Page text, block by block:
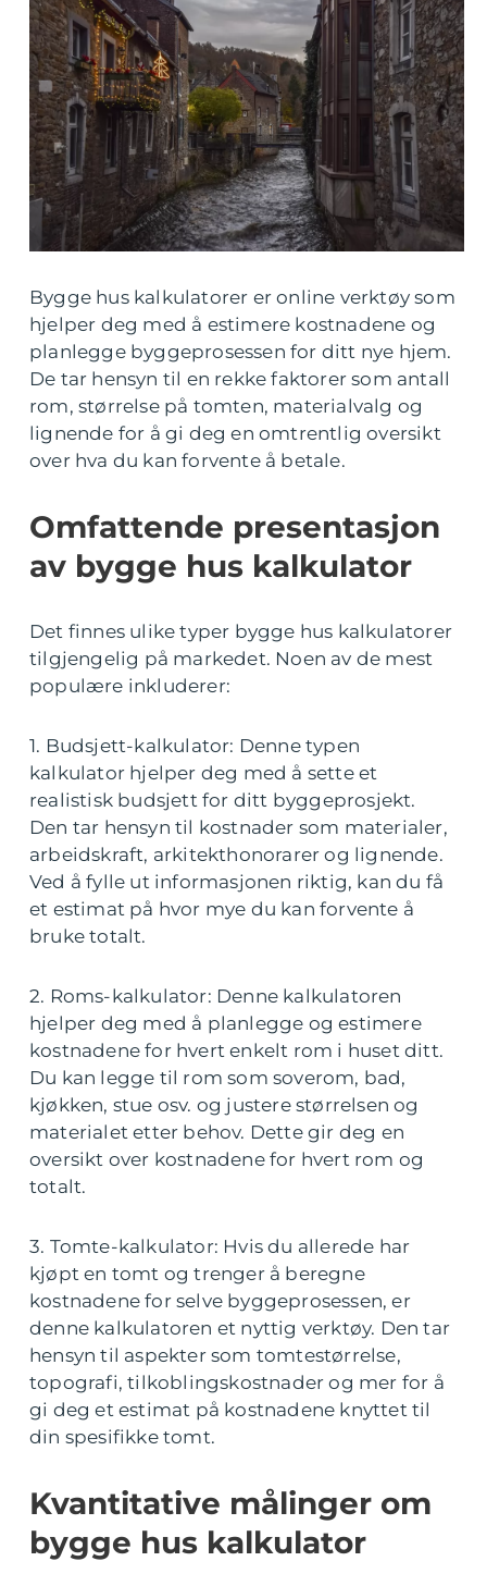
Bygge hus kalkulatorer er online verktøy som
hjelper deg med å estimere kostnadene og
planlegge byggeprosessen for ditt nye hjem.
De tar hensyn til en rekke faktorer som antall
rom, størrelse på tomten, materialvalg og
lignende for å gi deg en omtrentlig oversikt
over hva du kan forvente å betale.
Omfattende presentasjon
av bygge hus kalkulator
Det finnes ulike typer bygge hus kalkulatorer
tilgjengelig på markedet. Noen av de mest
populære inkluderer:
1. Budsjett-kalkulator: Denne typen
kalkulator hjelper deg med å sette et
realistisk budsjett for ditt byggeprosjekt.
Den tar hensyn til kostnader som materialer,
arbeidskraft, arkitekthonorarer og lignende.
Ved å fylle ut informasjonen riktig, kan du få
et estimat på hvor mye du kan forvente å
bruke totalt.
2. Roms-kalkulator: Denne kalkulatoren
hjelper deg med å planlegge og estimere
kostnadene for hvert enkelt rom i huset ditt.
Du kan legge til rom som soverom, bad,
kjøkken, stue osv. og justere størrelsen og
materialet etter behov. Dette gir deg en
oversikt over kostnadene for hvert rom og
totalt.
3. Tomte-kalkulator: Hvis du allerede har
kjøpt en tomt og trenger å beregne
kostnadene for selve byggeprosessen, er
denne kalkulatoren et nyttig verktøy. Den tar
hensyn til aspekter som tomtestørrelse,
topografi, tilkoblingskostnader og mer for å
gi deg et estimat på kostnadene knyttet til
din spesifikke tomt.
Kvantitative målinger om
bygge hus kalkulator